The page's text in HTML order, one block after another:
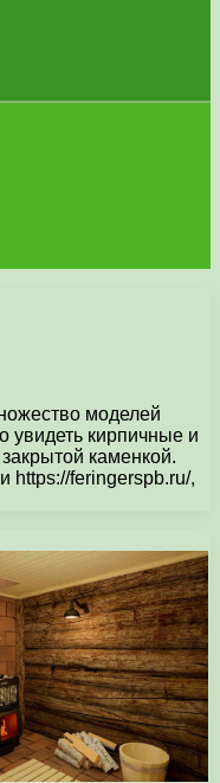
моделей
кирпичные и
каменкой.
https://feringerspb.ru/,